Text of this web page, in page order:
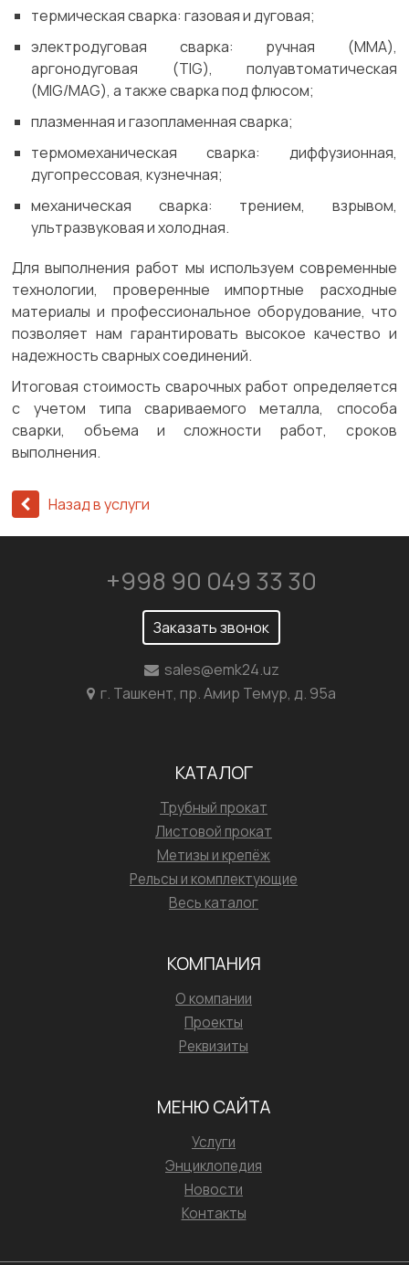
термическая сварка: газовая и дуговая;
электродуговая сварка: ручная (MMA),
аргонодуговая (TIG), полуавтоматическая
(MIG/MAG), а также сварка под флюсом;
плазменная и газопламенная сварка;
термомеханическая сварка: диффузионная,
дугопрессовая, кузнечная;
механическая сварка: трением, взрывом,
ультразвуковая и холодная.
Для выполнения работ мы используем современные
технологии, проверенные импортные расходные
материалы и профессиональное оборудование, что
позволяет нам гарантировать высокое качество и
надежность сварных соединений.
Итоговая стоимость сварочных работ определяется
с учетом типа свариваемого металла, способа
сварки, объема и сложности работ, сроков
выполнения.
Назад в услуги
+998 90 049 33 30
Заказать звонок
sales@emk24.uz
г. Ташкент, пр. Амир Темур, д. 95а
КАТАЛОГ
Трубный прокат
Листовой прокат
Метизы и крепёж
Рельсы и комплектующие
Весь каталог
КОМПАНИЯ
О компании
Проекты
Реквизиты
МЕНЮ САЙТА
Услуги
Энциклопедия
Новости
Контакты